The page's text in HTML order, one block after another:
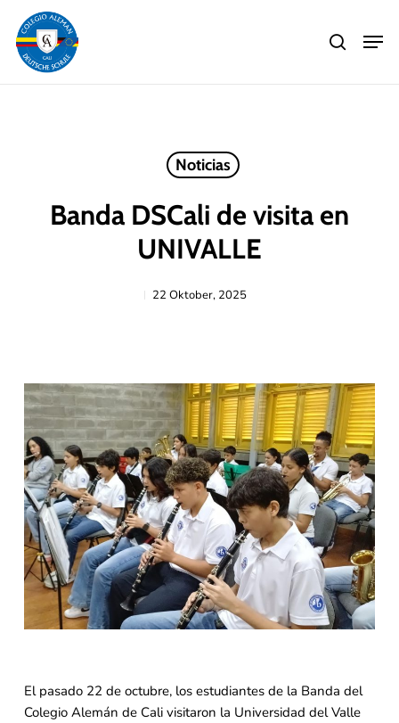
main
content
search
Noticias
Banda DSCali de visita en
UNIVALLE
22 Oktober, 2025
El pasado 22 de octubre, los estudiantes de la Banda del
Colegio Alemán de Cali visitaron la Universidad del Valle